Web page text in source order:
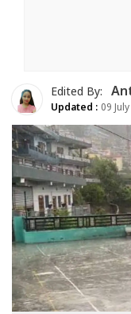
Edited By:
Updated : 09